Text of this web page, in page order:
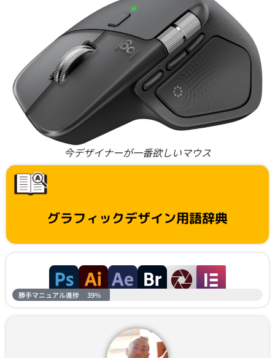
今デザイナーが一番欲しいマウス
グラフィックデザイン用語辞典
勝手マニュアル進捗 39%